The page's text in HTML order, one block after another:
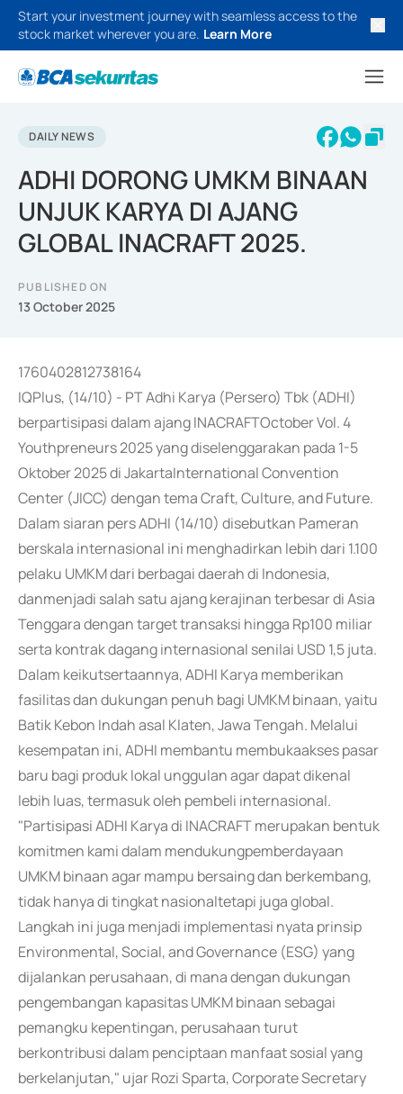
Start your investment journey with seamless access to the
stock market wherever you are. Learn More
DAILY NEWS
ADHI DORONG UMKM BINAAN
UNJUK KARYA DI AJANG
GLOBAL INACRAFT 2025.
PUBLISHED ON
13 October 2025
1760402812738164
IQPlus, (14/10) - PT Adhi Karya (Persero) Tbk (ADHI)
berpartisipasi dalam ajang INACRAFTOctober Vol. 4
Youthpreneurs 2025 yang diselenggarakan pada 1-5
Oktober 2025 di JakartaInternational Convention
Center (JICC) dengan tema Craft, Culture, and Future.
Dalam siaran pers ADHI (14/10) disebutkan Pameran
berskala internasional ini menghadirkan lebih dari 1.100
pelaku UMKM dari berbagai daerah di Indonesia,
danmenjadi salah satu ajang kerajinan terbesar di Asia
Tenggara dengan target transaksi hingga Rp100 miliar
serta kontrak dagang internasional senilai USD 1,5 juta.
Dalam keikutsertaannya, ADHI Karya memberikan
fasilitas dan dukungan penuh bagi UMKM binaan, yaitu
Batik Kebon Indah asal Klaten, Jawa Tengah. Melalui
kesempatan ini, ADHI membantu membukaakses pasar
baru bagi produk lokal unggulan agar dapat dikenal
lebih luas, termasuk oleh pembeli internasional.
"Partisipasi ADHI Karya di INACRAFT merupakan bentuk
komitmen kami dalam mendukungpemberdayaan
UMKM binaan agar mampu bersaing dan berkembang,
tidak hanya di tingkat nasionaltetapi juga global.
Langkah ini juga menjadi implementasi nyata prinsip
Environmental, Social, and Governance (ESG) yang
dijalankan perusahaan, di mana dengan dukungan
pengembangan kapasitas UMKM binaan sebagai
pemangku kepentingan, perusahaan turut
berkontribusi dalam penciptaan manfaat sosial yang
berkelanjutan," ujar Rozi Sparta, Corporate Secretary